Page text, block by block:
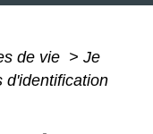
de vie > Je
d'identification